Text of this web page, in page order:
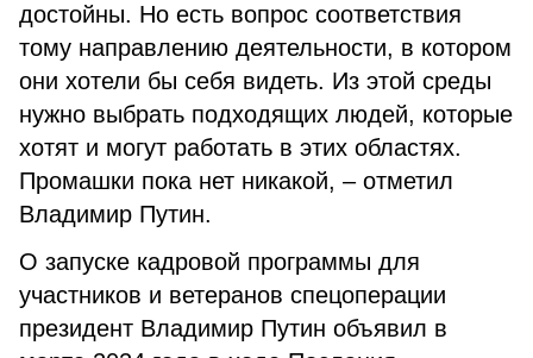
достойны. Но есть вопрос соответствия
тому направлению деятельности, в котором
они хотели бы себя видеть. Из этой среды
нужно выбрать подходящих людей, которые
хотят и могут работать в этих областях.
Промашки пока нет никакой, – отметил
Владимир Путин.
О запуске кадровой программы для
участников и ветеранов спецоперации
президент Владимир Путин объявил в